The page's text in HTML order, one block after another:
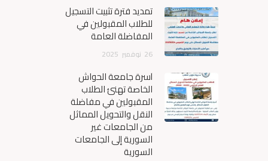
تمديد فترة تثبيت التسجيل
للطلاب المقبولين في
المفاضلة العامة
26 نوفمبر 2025
أسرة جامعة الحواش
الخاصة تهنئ الطلاب
المقبولين في مفاضلة
النقل والتحويل المماثل
من الجامعات غير
السورية إلى الجامعات
السورية